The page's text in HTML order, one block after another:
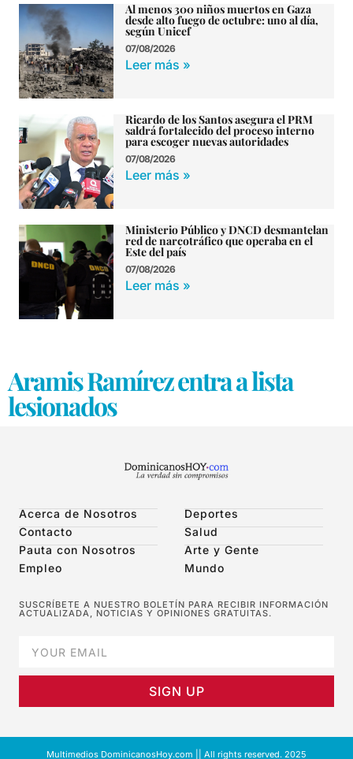
Al menos 300 niños muertos en Gaza
desde alto fuego de octubre: uno al día,
según Unicef
07/08/2026
Leer más »
Ricardo de los Santos asegura el PRM
saldrá fortalecido del proceso interno
para escoger nuevas autoridades
07/08/2026
Leer más »
Ministerio Público y DNCD desmantelan
red de narcotráfico que operaba en el
Este del país
07/08/2026
Leer más »
Aramis Ramírez entra a lista
lesionados
Acerca de Nosotros
Contacto
Pauta con Nosotros
Empleo
Deportes
Salud
Arte y Gente
Mundo
SUSCRÍBETE A NUESTRO BOLETÍN PARA RECIBIR INFORMACIÓN
ACTUALIZADA, NOTICIAS Y OPINIONES GRATUITAS.
SIGN UP
Multimedios DominicanosHoy.com || All rights reserved. 2025